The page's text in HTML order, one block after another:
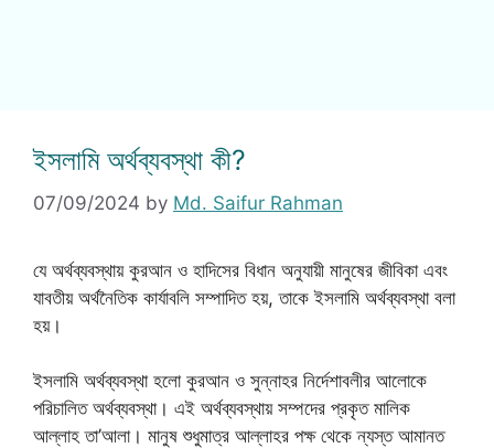
ইসলামি অর্থব্যবস্থা কী?
07/09/2024 by Md. Saifur Rahman
যে অর্থব্যবস্থায় কুরআন ও হাদিসের বিধান অনুযায়ী মানুষের জীবিকা এবং
যাবতীয় অর্থনৈতিক কার্যাবলি সম্পাদিত হয়, তাকে ইসলামি অর্থব্যবস্থা বলা
হয়।
ইসলামি অর্থব্যবস্থা হলো কুরআন ও সুন্নাহর নির্দেশাবলীর আলোকে
পরিচালিত অর্থব্যবস্থা। এই অর্থব্যবস্থায় সম্পদের প্রকৃত মালিক
আল্লাহ তা’আলা। মানুষ শুধুমাত্র আল্লাহর পক্ষ থেকে ন্যস্ত আমানত